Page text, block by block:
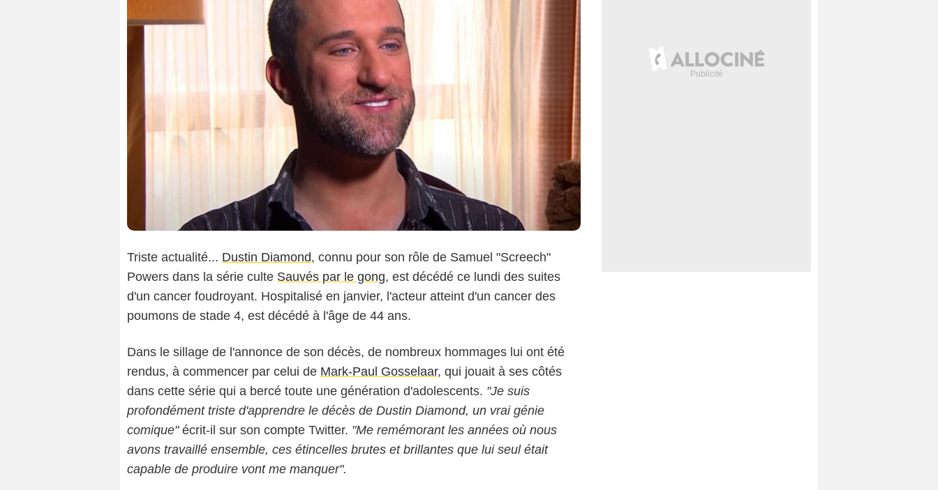
Triste actualité... Dustin Diamond, connu pour son rôle de Samuel "Screech"
Powers dans la série culte Sauvés par le gong, est décédé ce lundi des suites
d'un cancer foudroyant. Hospitalisé en janvier, l'acteur atteint d'un cancer des
poumons de stade 4, est décédé à l'âge de 44 ans.
Dans le sillage de l'annonce de son décès, de nombreux hommages lui ont été
rendus, à commencer par celui de Mark-Paul Gosselaar, qui jouait à ses côtés
dans cette série qui a bercé toute une génération d'adolescents. "Je suis
profondément triste d'apprendre le décès de Dustin Diamond, un vrai génie
comique"écrit-il sur son compte Twitter. "Me remémorant les années où nous
avons travaillé ensemble, ces étincelles brutes et brillantes que lui seul était
capable de produire vont me manquer".